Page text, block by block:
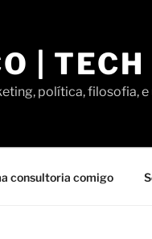
| TECH
política, filosofia,
consultoria comigo